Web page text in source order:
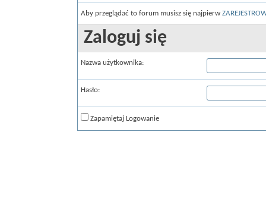
Aby przeglądać to forum musisz się najpierw
Zaloguj się
Nazwa użytkownika:
Hasło:
Zapamiętaj Logowanie